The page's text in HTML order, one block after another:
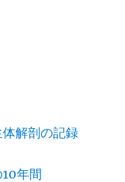
解剖の記録
年間